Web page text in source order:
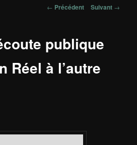
Navigation
← Précédent Suivant →
publique
Réel à l’autre